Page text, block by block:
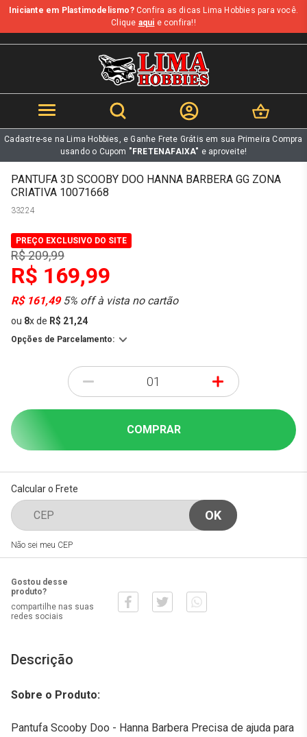
b
Iniciante em Plastimodelismo?Confira as dicas Lima Hobbies para você.
Clique aqui e confira!!
Cadastre-se na Lima Hobbies, e Ganhe Frete Grátis em sua Primeira Compra
usando o Cupom "FRETENAFAIXA" e aproveite!
PANTUFA 3D SCOOBY DOO HANNA BARBERA GG ZONA
CRIATIVA 10071668
33224
PREÇO EXCLUSIVO DO SITE
R$ 209,99
R$ 169,99
R$ 161,495% off à vista no cartão
ou 8xde R$ 21,24
Opções de Parcelamento:
- +
COMPRAR
Calcular o Frete
Não sei meu CEP
Gostou desse
produto?
compartilhe nas suas
redes sociais
Descrição
Sobre o Produto:
Pantufa Scooby Doo - Hanna Barbera Precisa de ajuda para